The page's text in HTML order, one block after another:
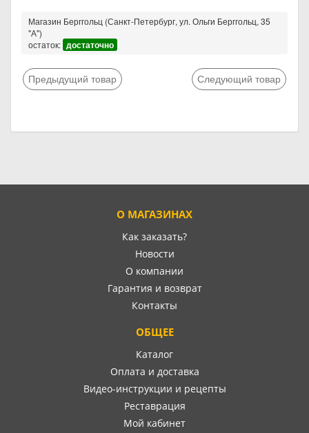
Магазин Берггольц (Санкт-Петербург, ул. Ольги Берггольц, 35
"А")
остаток: достаточно
Предыдущий товар Следующий товар
О МАГАЗИНАХ
Как заказать?
Новости
О компании
Гарантия и возврат
Контакты
ОБЩЕЕ
Каталог
Оплата и доставка
Видео-инструкции и рецепты
Реставрация
Мой кабинет